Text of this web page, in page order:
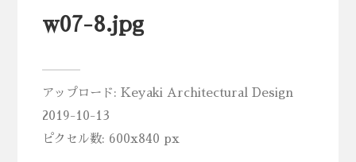
w07-8.jpg
アップロード: Keyaki Architectural Design
2019-10-13
ピクセル数: 600x840 px